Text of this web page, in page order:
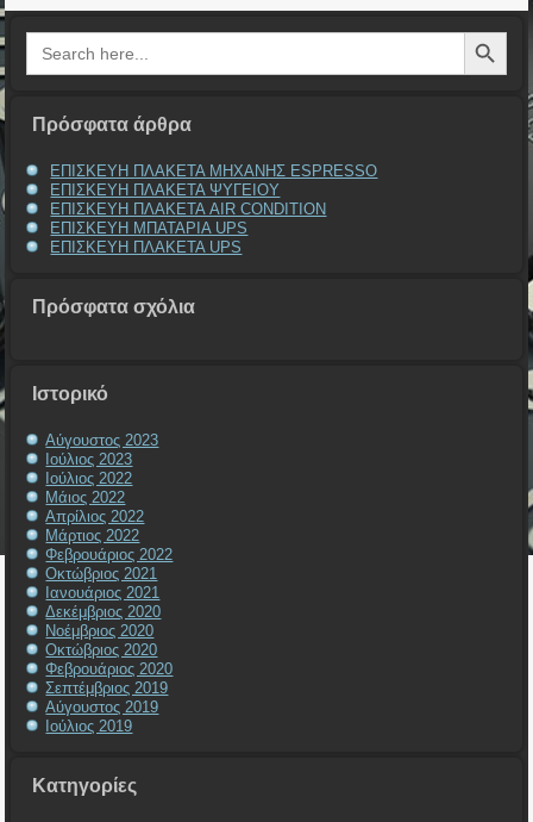
Search
for:
Search Button
Πρόσφατα άρθρα
ΕΠΙΣΚΕΥΗ ΠΛΑΚΕΤΑ ΜΗΧΑΝΗΣ ESPRESSO
ΕΠΙΣΚΕΥΗ ΠΛΑΚΕΤΑ ΨΥΓΕΙΟΥ
ΕΠΙΣΚΕΥΗ ΠΛΑΚΕΤΑ AIR CONDITION
ΕΠΙΣΚΕΥΗ ΜΠΑΤΑΡΙΑ UPS
ΕΠΙΣΚΕΥΗ ΠΛΑΚΕΤΑ UPS
Πρόσφατα σχόλια
Ιστορικό
Αύγουστος 2023
Ιούλιος 2023
Ιούλιος 2022
Μάιος 2022
Απρίλιος 2022
Μάρτιος 2022
Φεβρουάριος 2022
Οκτώβριος 2021
Ιανουάριος 2021
Δεκέμβριος 2020
Νοέμβριος 2020
Οκτώβριος 2020
Φεβρουάριος 2020
Σεπτέμβριος 2019
Αύγουστος 2019
Ιούλιος 2019
Kατηγορίες